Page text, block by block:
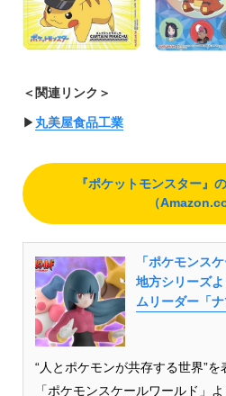
＜関連リンク＞
▶︎ 丸美屋食品工業
『ポケットモンスター』
（
「ポケモンス
地方シリーズ
ムリーダー「
“人とポケモンが共存する世界”
「ポケモンスケールワールド」